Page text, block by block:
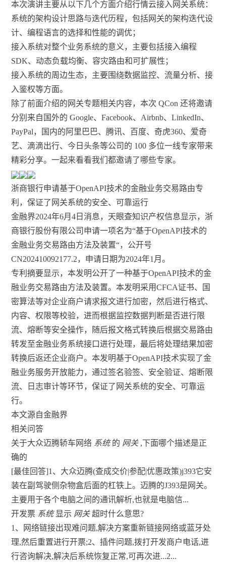
本次演讲主要从以下几个方面介绍行情云接入网关系统：
系统的架构设计思路与迭代历程，包括网关的架构迭代设
计、编程语言的选择和性能的调优；
接入系统对整个业务系统的意义，主要包括接入编程
SDK、动态负载均衡、容灾路由和可扩展性；
接入系统的周边生态，主要围绕数据监控、流量分析、接
入鉴权等方面。
除了前面介绍的网关专题相关内容，本次 QCon 还将邀请
分别来自国外的 Google、Facebook、Airbnb、LinkedIn、
PayPal，国内的阿里巴巴、腾讯、百度、奇虎360、爱奇
艺、滴滴出行、今日头条等公司的 100 多位一线专家带来
精彩分享。一起来看看我们都邀请了哪些专家。
浙商银行申请基于OpenAPI技术的金融业务交易路由专
利，保证了网关系统的安全、可靠运行
金融界2024年6月4日消息，天眼查知识产权信息显示，浙
商银行股份有限公司申请一项名为“基于OpenAPI技术的
金融业务交易路由方法及装置“，公开号
CN202410092177.2，申请日期为2024年1月。
专利摘要显示，本发明公开了一种基于OpenAPI技术的金
融业务交易路由方法及装置。本发明采用CFCA证书、国
密算法等对企业商户请求报文进行加密，然后进行格式、
内容、权限等校验，进而根据监控数据判断是否进行限
流、熔断等安全操作，随后报文格式转换后根据交易路由
转发至金融业务系统接口进行处理，最后将处理结果加密
转换后返还企业商户。本发明基于OpenAPI技术实现了金
融业务服务开放能力，通过签名验签、安全验证、熔断限
流、日志审计等环节，保证了网关系统的安全、可靠运
行。
本文源自金融界
相关问答
关于大众迈腾轿车网络 系统的 网关 ,下面哪个描述是正
确的
[最佳回答]1、大众迈腾(查成交价|参配|优惠政策)j393它安
装在副驾驶侧杂物盒后面的杠铁上。迈腾的J393是网关。
主要用于各个电脑之间的通讯解析,也就是电脑信...
开发票 系统 显示 网关超时什么意思?
1、网络链接出现难问题,解决方案重新链接网络或蓝牙处
理,然后重置进行开票;2、插件问题,拨打开发商户电话,进
行咨询解决,解决后系统恢复正常,可再次进...2...